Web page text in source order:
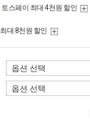
토스페이 최대 4천원 할인
최대 8천원 할인